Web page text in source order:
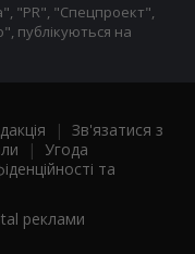
"PR", "Спецпроект",
публікуються на
| Зв'язатися з
| Угода
та
реклами